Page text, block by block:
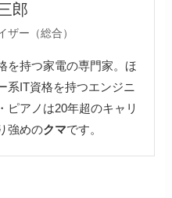
郎
ザー（総合）
を持つ家電の専門家。ほ
系IT資格を持つエンジニ
ピアノは20年超のキャリ
強めのクマです。